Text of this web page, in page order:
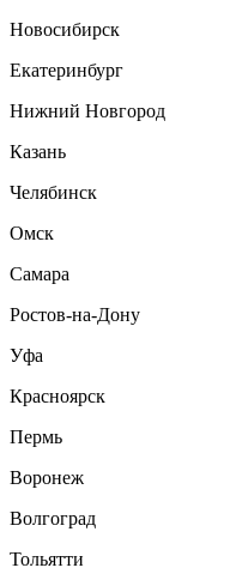
Новосибирск
Екатеринбург
Нижний Новгород
Казань
Челябинск
Омск
Самара
Ростов-на-Дону
Уфа
Красноярск
Пермь
Воронеж
Волгоград
Тольятти